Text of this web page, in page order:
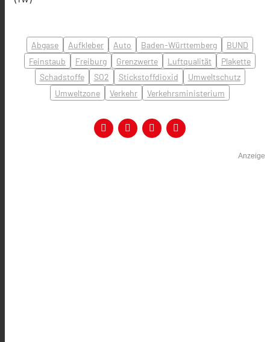
Abgase Aufkleber Auto Baden-Württemberg
BUND
Feinstaub
Freiburg Grenzwerte Luftqualität
Plakette
Schadstoffe
SO2 Stickstoffdioxid
Umweltschutz
Umweltzone
Verkehr Verkehrsministerium
Anzeige